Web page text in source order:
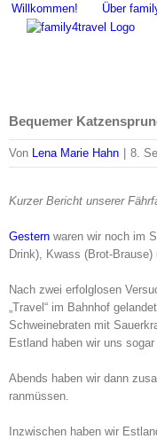
ZumWillkommen! Über
Bequemer
Von Lena Marie Hahn 8.
Kurzer Bericht unserer
Gestern waren wir noch im
Drink), Kwass (Brot-Brause)
Nach zwei erfolglosen
„Travel“ im Bahnhof
Schweinebraten mit
Estland haben wir uns
Abends haben wir dann
ranmüssen.
Inzwischen haben wir